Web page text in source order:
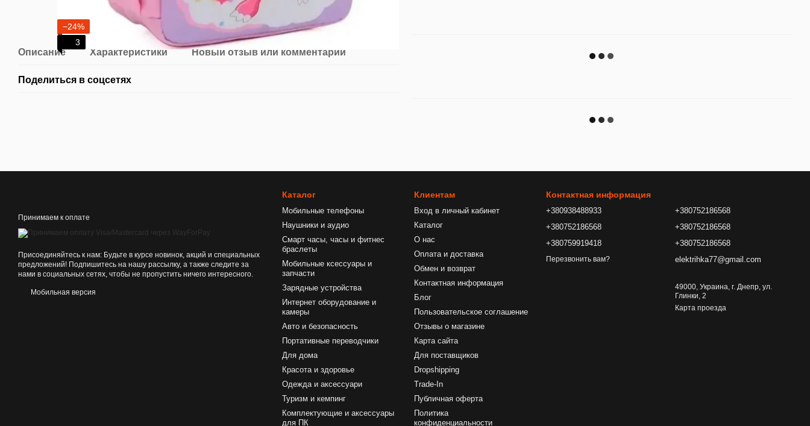
−24%
3
Описание Характеристики Новый отзыв или комментарий
Поделиться в соцсетях
Принимаем к оплате
Присоединяйтесь к нам: Будьте в курсе новинок, акций и специальных
предложений! Подпишитесь на нашу рассылку, а также следите за
нами в социальных сетях, чтобы не пропустить ничего интересного.
Мобильная версия
Каталог
Мобильные телефоны
Наушники и аудио
Смарт часы, часы и фитнес
браслеты
Мобильные ксессуары и
запчасти
Зарядные устройства
Интернет оборудование и
камеры
Авто и безопасность
Портативные переводчики
Для дома
Красота и здоровье
Одежда и аксессуари
Туризм и кемпинг
Комплектующие и аксессуары
для ПК
Клиентам
Вход в личный кабинет
Каталог
О нас
Оплата и доставка
Обмен и возврат
Контактная информация
Блог
Пользовательское соглашение
Отзывы о магазине
Карта сайта
Для поставщиков
Dropshipping
Trade-In
Публичная оферта
Политика
конфиденциальности
Контактная информация
+380938488933
+380752186568
+380759919418
Перезвонить вам?
+380752186568
+380752186568
+380752186568
elektrihka77@gmail.com
49000, Украина, г. Днепр, ул.
Глинки, 2
Карта проезда